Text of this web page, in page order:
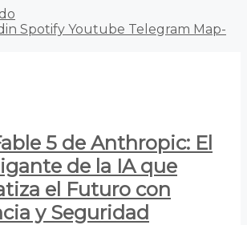
Spotify Youtube Telegram Map-
5 de Anthropic: El
de la IA que
el Futuro con
y Seguridad